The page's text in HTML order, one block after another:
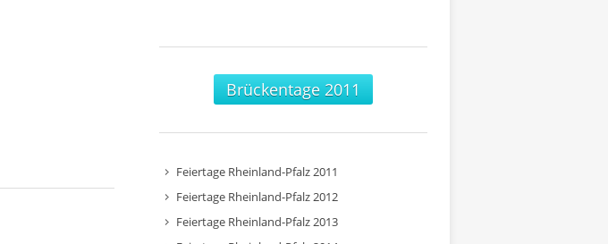
Brückentage 2011
Feiertage Rheinland-Pfalz 2011
Feiertage Rheinland-Pfalz 2012
Feiertage Rheinland-Pfalz 2013